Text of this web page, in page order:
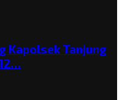
Kapolsek Tanjung